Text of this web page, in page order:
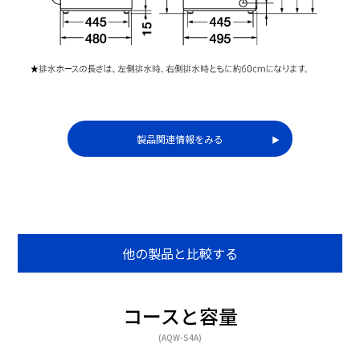
製品関連情報をみる ▶︎
他の製品と比較する
コースと容量
(AQW-S4A)